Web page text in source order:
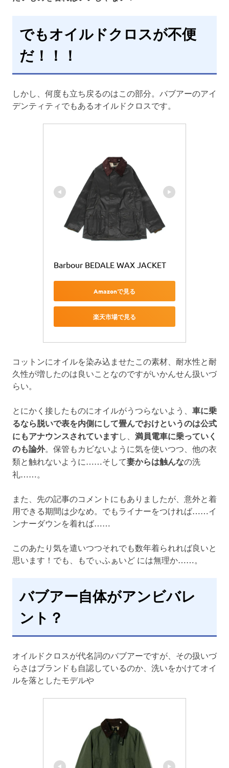
でもオイルドクロスが不便
だ！！！
しかし、何度も立ち戻るのはこの部分。バブアーのアイ
デンティティでもあるオイルドクロスです。
Barbour BEDALE WAX JACKET
Amazonで見る
楽天市場で見る
コットンにオイルを染み込ませたこの素材、耐水性と耐
久性が増したのは良いことなのですがいかんせん扱いづ
らい。
とにかく接したものにオイルがうつらないよう、 車に乗
るなら脱いで表を内側にして畳んでおけというのは公式
にもアナウンスされていますし、 満員電車に乗っていく
のも論外。保管もカビないように気を使いつつ、他の衣
類と触れないように……そして妻からは触んなの洗
礼……。
また、先の記事のコメントにもありましたが、意外と着
用できる期間は少なめ。でもライナーをつければ……イ
ンナーダウンを着れば……
このあたり気を遣いつつそれでも数年着られれば良いと
思います！でも、もでぃふぁいど には無理か……。
バブアー自体がアンビバレ
ント？
オイルドクロスが代名詞のバブアーですが、その扱いづ
らさはブランドも自認しているのか、洗いをかけてオイ
ルを落としたモデルや